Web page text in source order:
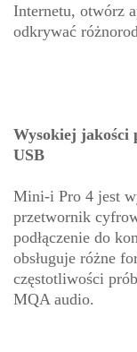
Internetu, otwórz
odkrywać
Wysokiej jakości
USB
Mini-i Pro 4 jest
przetwornik
podłączenie do
obsługuje różne
częstotliwości
MQA audio.